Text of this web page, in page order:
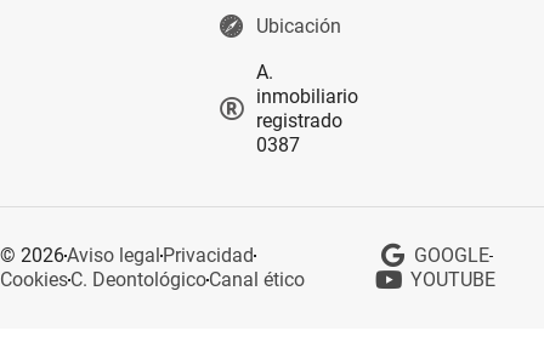
Ubicación
A.
inmobiliario
registrado
0387
© 2026Aviso legal Privacidad
CookiesC. DeontológicoCanal ético
GOOGLE
YOUTUBE